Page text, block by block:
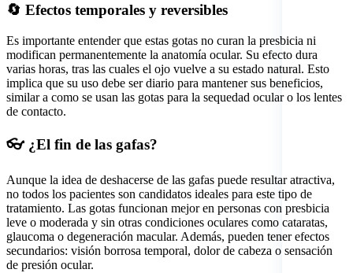
🔄 Efectos temporales y reversibles
Es importante entender que estas gotas no curan la presbicia ni
modifican permanentemente la anatomía ocular. Su efecto dura
varias horas, tras las cuales el ojo vuelve a su estado natural. Esto
implica que su uso debe ser diario para mantener sus beneficios,
similar a como se usan las gotas para la sequedad ocular o los lentes
de contacto.
👓 ¿El fin de las gafas?
Aunque la idea de deshacerse de las gafas puede resultar atractiva,
no todos los pacientes son candidatos ideales para este tipo de
tratamiento. Las gotas funcionan mejor en personas con presbicia
leve o moderada y sin otras condiciones oculares como cataratas,
glaucoma o degeneración macular. Además, pueden tener efectos
secundarios: visión borrosa temporal, dolor de cabeza o sensación
de presión ocular.